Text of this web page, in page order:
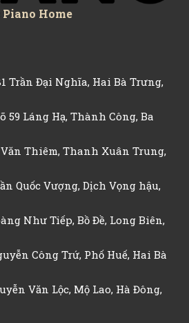
Home
Trần Đại Nghĩa, Hai Bà Trưng,
59 Láng Hạ, Thành Công, Ba
Văn Thiêm, Thanh Xuân Trung,
Quốc Vượng, Dịch Vọng hậu,
Như Tiếp, Bồ Đề, Long Biên,
Công Trứ, Phố Huế, Hai Bà
Văn Lộc, Mộ Lao, Hà Đông,